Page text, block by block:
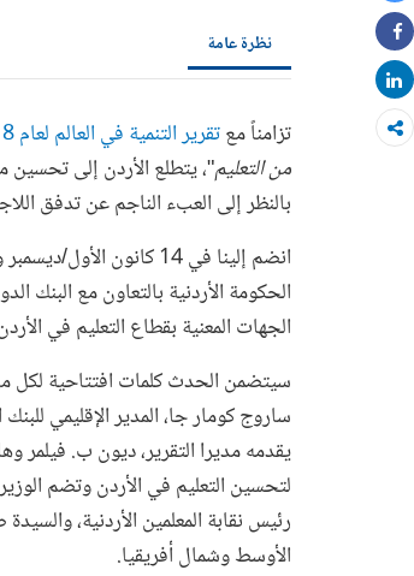
Share
Share
نظرة عامة
تزامناً معتقرير التنمية في العالم لعام 2018
من التعليم"، يتطلع الأردن إلى تحسين
بالنظر إلى العبء الناجم عن تدفق
انضم إلينا في 14
الحكومة الأردنية بالتعاون مع البنك
الجهات المعنية بقطاع التعليم في
سيتضمن الحدث كلمات افتتاحية لكل من
ساروج كومار جا، المدير الإقليمي
يقدمه مديرا التقرير، ديون ب. فيلمر
لتحسين التعليم في الأردن وتضم
رئيس نقابة المعلمين الأردنية،
الأوسط وشمال أفريقيا.